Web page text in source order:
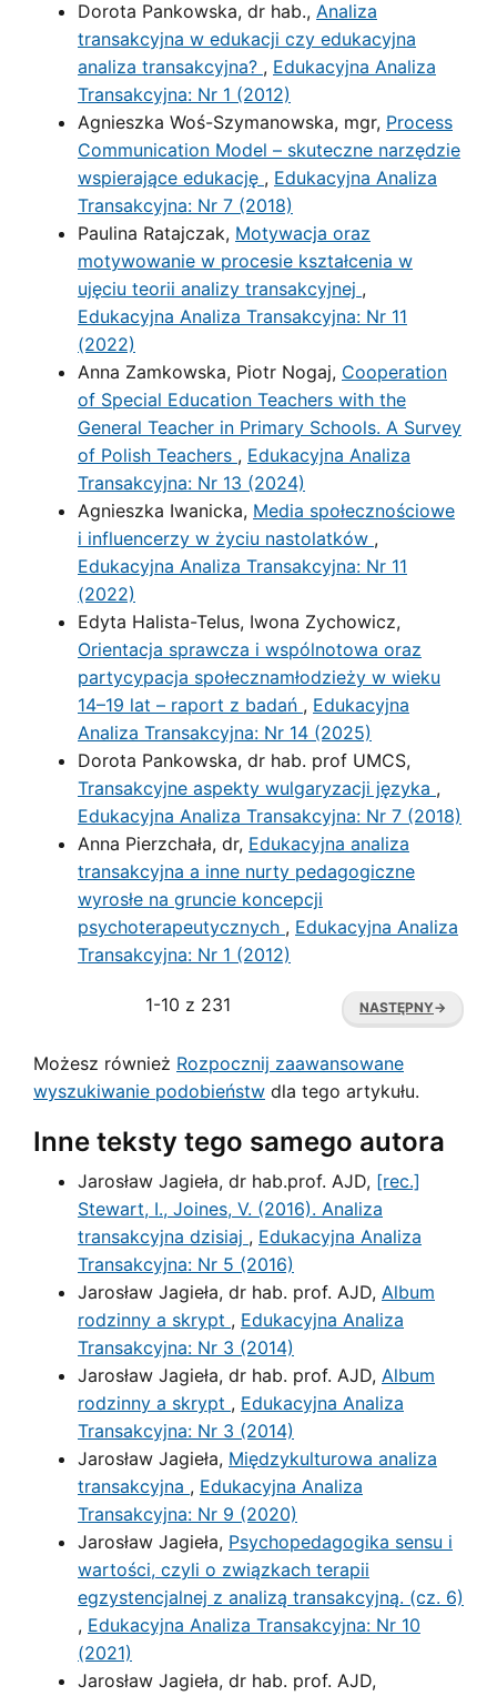
Dorota Pankowska, dr hab., Analiza
transakcyjna w edukacji czy edukacyjna
analiza transakcyjna? , Edukacyjna Analiza
Transakcyjna: Nr 1 (2012)
Agnieszka Woś-Szymanowska, mgr, Process
Communication Model – skuteczne narzędzie
wspierające edukację , Edukacyjna Analiza
Transakcyjna: Nr 7 (2018)
Paulina Ratajczak, Motywacja oraz
motywowanie w procesie kształcenia w
ujęciu teorii analizy transakcyjnej ,
Edukacyjna Analiza Transakcyjna: Nr 11
(2022)
Anna Zamkowska, Piotr Nogaj, Cooperation
of Special Education Teachers with the
General Teacher in Primary Schools. A Survey
of Polish Teachers , Edukacyjna Analiza
Transakcyjna: Nr 13 (2024)
Agnieszka Iwanicka, Media społecznościowe
i influencerzy w życiu nastolatków ,
Edukacyjna Analiza Transakcyjna: Nr 11
(2022)
Edyta Halista-Telus, Iwona Zychowicz,
Orientacja sprawcza i wspólnotowa oraz
partycypacja społecznamłodzieży w wieku
14–19 lat – raport z badań , Edukacyjna
Analiza Transakcyjna: Nr 14 (2025)
Dorota Pankowska, dr hab. prof UMCS,
Transakcyjne aspekty wulgaryzacji języka ,
Edukacyjna Analiza Transakcyjna: Nr 7 (2018)
Anna Pierzchała, dr, Edukacyjna analiza
transakcyjna a inne nurty pedagogiczne
wyrosłe na gruncie koncepcji
psychoterapeutycznych , Edukacyjna Analiza
Transakcyjna: Nr 1 (2012)
1-10 z 231 NASTĘPNY→
Możesz również Rozpocznij zaawansowane
wyszukiwanie podobieństw dla tego artykułu.
Inne teksty tego samego autora
Jarosław Jagieła, dr hab.prof. AJD, [rec.]
Stewart, I., Joines, V. (2016). Analiza
transakcyjna dzisiaj , Edukacyjna Analiza
Transakcyjna: Nr 5 (2016)
Jarosław Jagieła, dr hab. prof. AJD, Album
rodzinny a skrypt , Edukacyjna Analiza
Transakcyjna: Nr 3 (2014)
Jarosław Jagieła, dr hab. prof. AJD, Album
rodzinny a skrypt , Edukacyjna Analiza
Transakcyjna: Nr 3 (2014)
Jarosław Jagieła, Międzykulturowa analiza
transakcyjna , Edukacyjna Analiza
Transakcyjna: Nr 9 (2020)
Jarosław Jagieła, Psychopedagogika sensu i
wartości, czyli o związkach terapii
egzystencjalnej z analizą transakcyjną. (cz. 6)
, Edukacyjna Analiza Transakcyjna: Nr 10
(2021)
Jarosław Jagieła, dr hab. prof. AJD,